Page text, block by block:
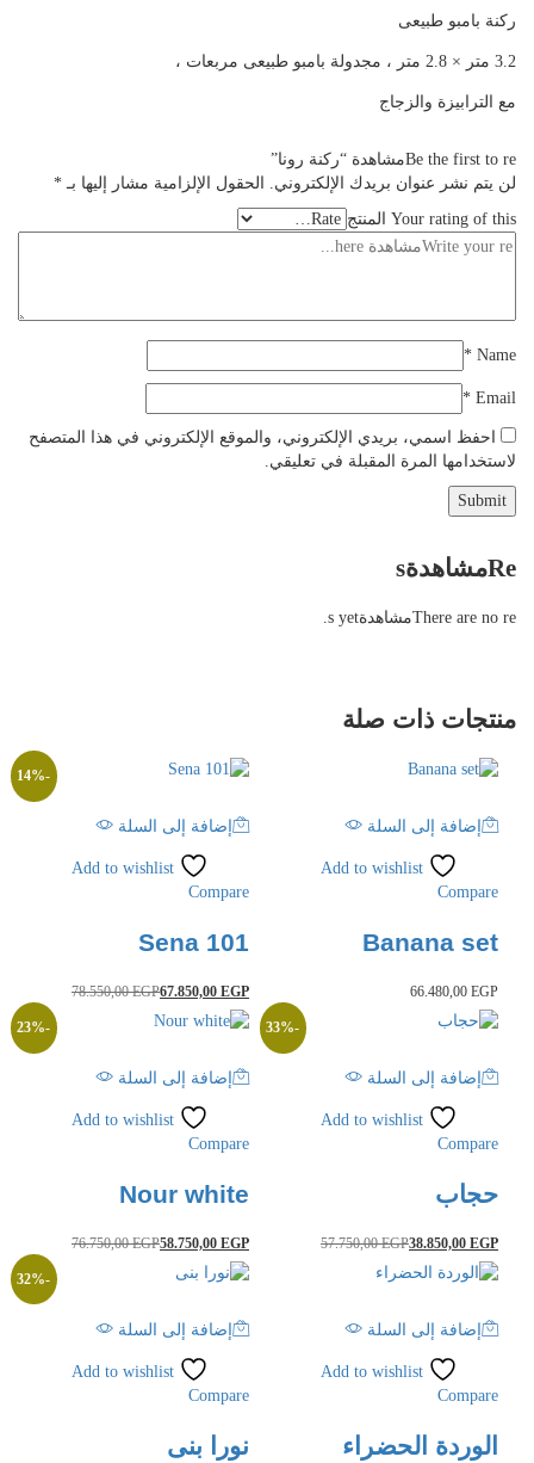
ركنة بامبو طبيعى
3.2 متر × 2.8 متر ، مجدولة بامبو طبيعى مربعات ،
مع الترابيزة والزجاج
Be the first to reمشاهدة “ركنة رونا”
لن يتم نشر عنوان بريدك الإلكتروني. الحقول الإلزامية مشار إليها بـ *
Your rating of this المنتج
Name
*
Email
*
احفظ اسمي، بريدي الإلكتروني، والموقع الإلكتروني في هذا المتصفح
لاستخدامها المرة المقبلة في تعليقي.
Reمشاهدةs
There are no reمشاهدةs yet.
منتجات ذات صلة
14%
إضافة إلى السلة
Add to wishlist
Compare
Sena 101
67.850,00EGP
78.550,00EGP
إضافة إلى السلة
Add to wishlist
Compare
Banana set
66.480,00EGP
23%
إضافة إلى السلة
Add to wishlist
Compare
Nour white
58.750,00EGP
76.750,00EGP
33%
إضافة إلى السلة
Add to wishlist
Compare
حجاب
38.850,00EGP
57.750,00EGP
32%
إضافة إلى السلة
Add to wishlist
Compare
نورا بنى
إضافة إلى السلة
Add to wishlist
Compare
الوردة الحضراء